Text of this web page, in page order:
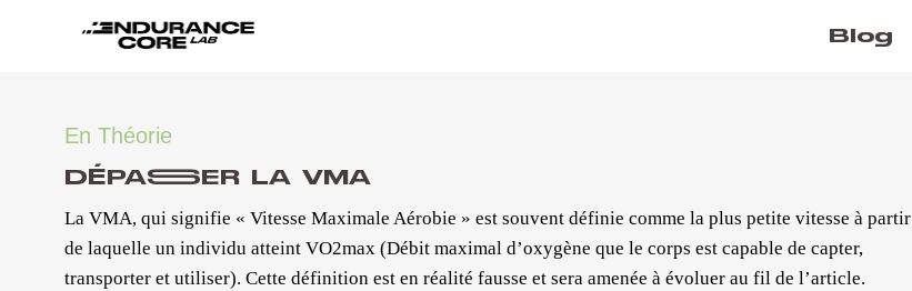
Blog
En Théorie
DÉPASSER LA VMA
La VMA, qui signifie « Vitesse Maximale Aérobie » est souvent définie comme la plus petite vitesse à partir
de laquelle un individu atteint VO2max (Débit maximal d’oxygène que le corps est capable de capter,
transporter et utiliser). Cette définition est en réalité fausse et sera amenée à évoluer au fil de l’article.